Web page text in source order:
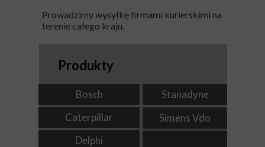
Prowadzimy wysyłkę firmami kurierskimi na
terenie całego kraju.
Produkty
Bosch
Simens Vdo
Delphi
Stanadyne
Caterpillar